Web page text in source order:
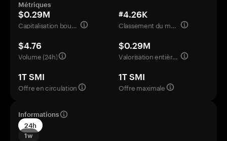
Métriques
$0.29M
Capitalisation boursière
#4.26K
Classement du marché
$4.76
Volume (24h)
$0.29M
Valorisation entièrement diluée
1T SMI
Offre en circulation
1T SMI
Offre maximale
Informations
24h
1w